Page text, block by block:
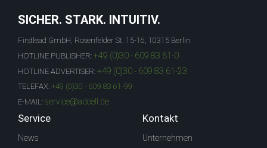
SICHER. STARK. INTUITIV.
Firstlead GmbH, Rosenfelder St. 15-16, 10315 Berlin
HOTLINE PUBLISHER: +49 (0)30 - 609 83 61-0
HOTLINE ADVERTISER: +49 (0)30 - 609 83 61-23
TELEFAX: +49 (0)30 - 609 83 61-99
E-MAIL: service@adcell.de
Service
News
Kontakt
Unternehmen